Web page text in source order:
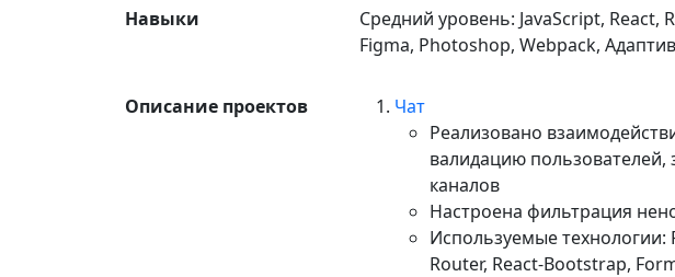
Навыки
Средний уровень: JavaScript, React,
Figma, Photoshop, Webpack,
Описание проектов
Чат
Реализовано
валидацию пользователей,
каналов
Настроена фильтрация
Используемые технологии:
Router, React-Bootstrap,